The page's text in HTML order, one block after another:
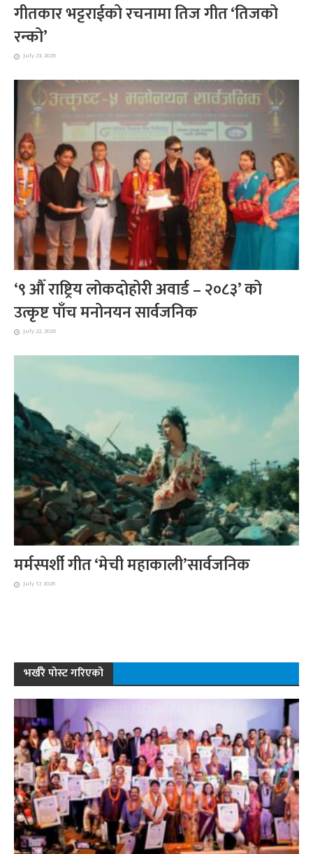
गीतकार भट्टराईको रचनामा तिज गीत ‘तिजको
रन्को’
July 23, 2026
‘९ औँ राष्ट्रिय लोकदोहोरी अवार्ड – २०८३’ को
उत्कृष्ट पाँच मनोनयन सार्वजनिक
July 22, 2026
मर्मस्पर्शी गीत ‘मेची महाकाली’सार्वजनिक
July 17, 2026
भर्खरै पोस्ट गरिएको